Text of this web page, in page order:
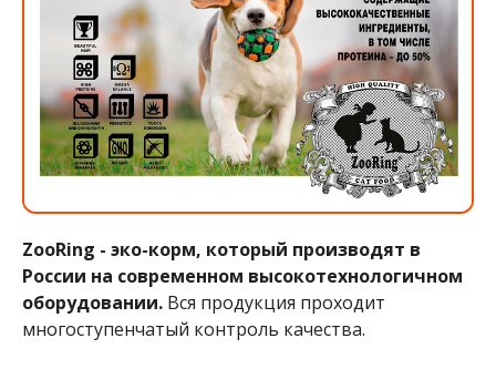
ZooRing - эко-корм, который производят в
России на современном высокотехнологичном
оборудовании. Вся продукция проходит
многоступенчатый контроль качества.